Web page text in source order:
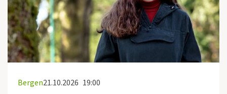
Bergen21.10.2026 19:00